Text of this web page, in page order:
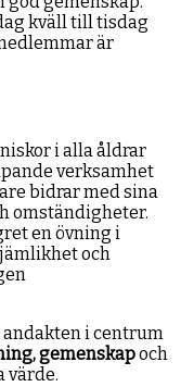
kväll till tisdag
är
i alla åldrar
verksamhet
bidrar med sina
omständigheter.
en övning i
och
andakten i centrum
gemenskapoch
värde.